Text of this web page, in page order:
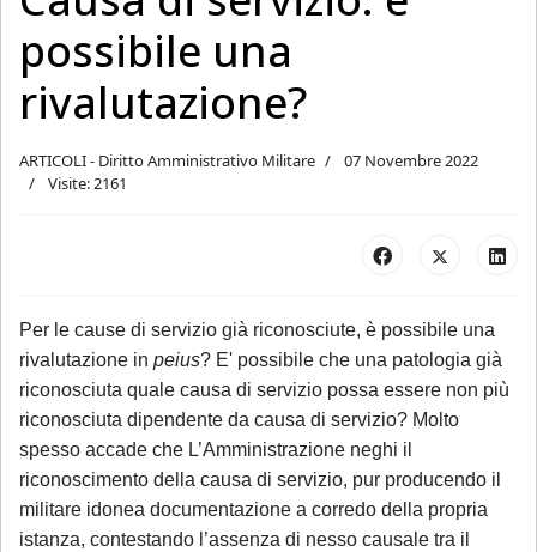
possibile una
rivalutazione?
ARTICOLI - Diritto Amministrativo Militare
07 Novembre 2022
Visite: 2161
Per le cause di servizio già riconosciute, è possibile una
rivalutazione in peius? E' possibile che una patologia già
riconosciuta quale causa di servizio possa essere non più
riconosciuta dipendente da causa di servizio? Molto
spesso accade che L’Amministrazione neghi il
riconoscimento della causa di servizio, pur producendo il
militare idonea documentazione a corredo della propria
istanza, contestando l’assenza di nesso causale tra il